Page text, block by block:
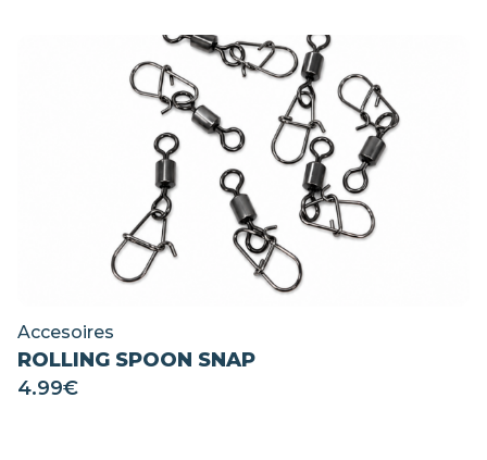
Accesoires
ROLLING SPOON SNAP
4.99€